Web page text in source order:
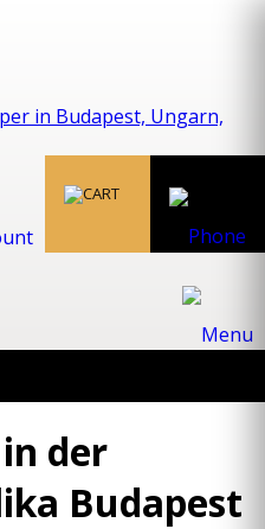
der
Budapest